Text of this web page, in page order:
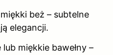
beż – subtelne
elegancji.
miękkie bawełny –